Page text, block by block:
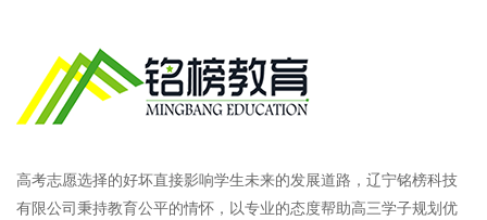
高考志愿选择的好坏直接影响学生未来的发展道路，辽宁铭榜科技
有限公司秉持教育公平的情怀，以专业的态度帮助高三学子规划优